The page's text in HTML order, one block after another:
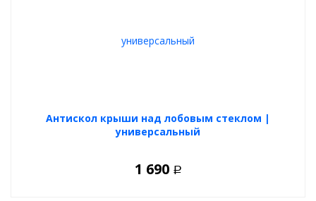
Антискол крыши над лобовым стеклом |
универсальный
1 690 Р